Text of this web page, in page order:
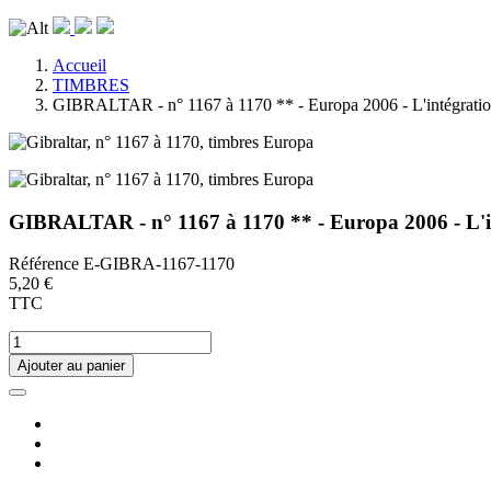
Accueil
TIMBRES
GIBRALTAR - n° 1167 à 1170 ** - Europa 2006 -
GIBRALTAR - n° 1167 à 1170 ** - Europa 2006 -
Référence E-GIBRA-1167-1170
5,20 €
TTC
Ajouter au panier